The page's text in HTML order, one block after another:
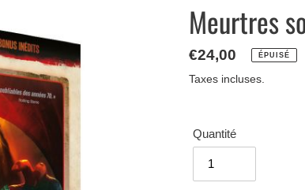
Meurtres
Prix
normal
€24,00 ÉPUISÉ
Taxes incluses.
Quantité